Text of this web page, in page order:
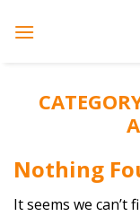
Nothing
It seems we can’t